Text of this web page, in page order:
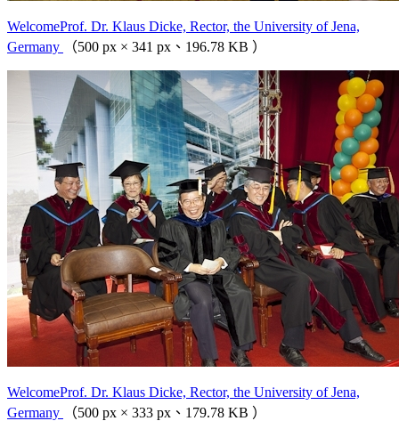
WelcomeProf. Dr. Klaus Dicke, Rector, the University of Jena,
Germany
（500 px × 341 px、196.78 KB ）
WelcomeProf. Dr. Klaus Dicke, Rector, the University of Jena,
Germany
（500 px × 333 px、179.78 KB ）